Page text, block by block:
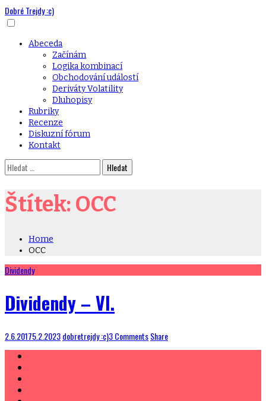
Skip
to
Dobré Trejdy :c)
Menu
Abeceda
Začínám
Logika kombinací
Obchodování událostí
Deriváty Volatility
Dluhopisy
Rubriky
Recenze
Diskuzní fórum
Kontakt
Vyhledávání
Štítek: OCC
Home
OCC
Dividendy
Dividendy – VI.
2.6.20175.2.2023dobretrejdy :c)3 CommentsShare